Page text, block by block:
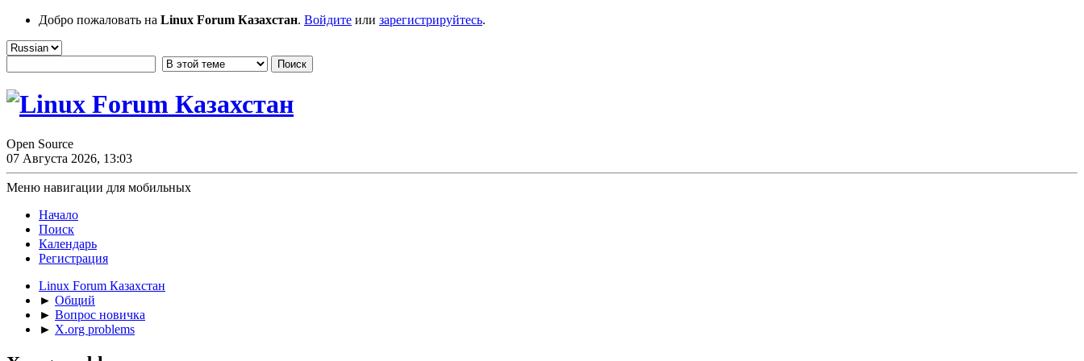
Добро пожаловать на Linux Forum Казахстан. Войдите или зарегистрируйтесь.
Open Source
07 Августа 2026, 13:03
Меню навигации для мобильных
Начало
Поиск
Календарь
Регистрация
Linux Forum Казахстан
► Общий
► Вопрос новичка
► X.org problems